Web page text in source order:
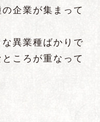
企業が集まって
異業種ばかりで
ころが重なって